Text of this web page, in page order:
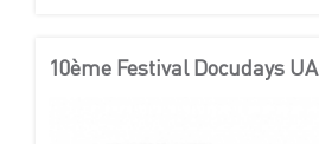
10ème Festival Docudays UA